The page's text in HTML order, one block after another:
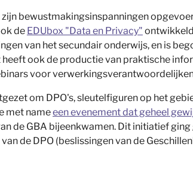
bewustmakingsinspanningen
de EDUbox "Data en Privacy"
van het secundair onderwijs, en is
ook de productie van praktische
voor
om DPO's, sleutelfiguren op het
met nameeen evenement dat geheel
de GBA bijeenkwamen. Dit initiatief
de DPO (beslissingen van de